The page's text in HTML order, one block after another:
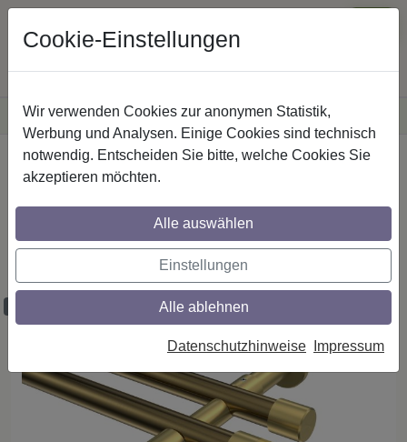
VersandkostenfreieLieferung innerhalb Deutschlands
Sichere Zahlung
Startseite Gardinenstangen Metall
2-läufig, Modell PRESTIGE - Mavell
Messing Antik / Messing-Optik (ohne
Cookie-Einstellungen
Wir verwenden Cookies zur anonymen Statistik,
Werbung und Analysen. Einige Cookies sind technisch
notwendig. Entscheiden Sie bitte, welche Cookies Sie
akzeptieren möchten.
Alle auswählen
Einstellungen
Alle ablehnen
Datenschutzhinweise Impressum